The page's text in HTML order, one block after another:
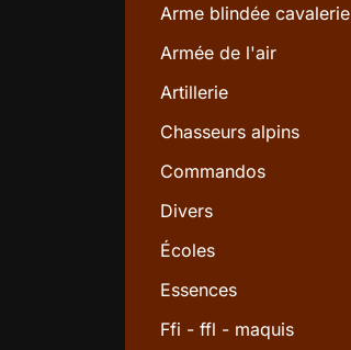
Arme blindée cavalerie
Armée de l'air
Artillerie
Chasseurs alpins
Commandos
Divers
Écoles
Essences
Ffi - ffl - maquis